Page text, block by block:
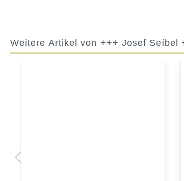
Weitere Artikel von +++ Josef Seibel